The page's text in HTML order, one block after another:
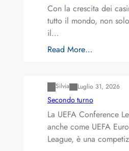
Con la crescita dei
tutto il mondo, non
il…
Read More…
Silvia Luglio 31, 2026
Secondo turno
La UEFA Conference
anche come UEFA
League, è una